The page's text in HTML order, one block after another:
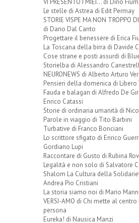
Le stelle di Astrea di Edit Permay
STORIE VISPE MA NON TROPPO
di Dario Dal Canto
Progettare il benessere di Erica
La Toscana della birra di Davide
Cose strane e posti assurdi di
Storielba di Alessandro
NEURONEWS di Alberto Arturo
Pensieri della domenica di Libero
Fauda e balagan di Alfredo De
Enrico Catassi
Storie di ordinaria umanità di
Parole in viaggio di Tito Barbini
Turbative di Franco Bonciani
Lo scrittore sfigato di Enrico
Gordiano Lupi
Raccontare di Gusto di Rubina
Legalità e non solo di Salvatore
Shalom La Cultura della
Andrea Pio Cristiani
La storia siamo noi di Mario
VERSI-AMO di Chi mette al centro
persona
Eureka! di Nausica Manzi